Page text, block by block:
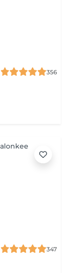
356
347